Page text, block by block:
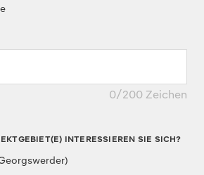
0/200 Zeichen
INTERESSIEREN SIE SICH?